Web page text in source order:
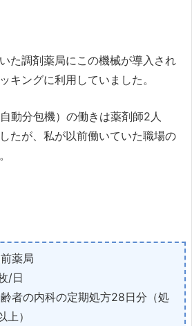
た調剤薬局にこの機械が導入され
キングに利用していました。
動分包機）の働きは薬剤師2人
たが、私が以前働いていた職場の
薬局
/日
者の内科の定期処方28日分（処
）